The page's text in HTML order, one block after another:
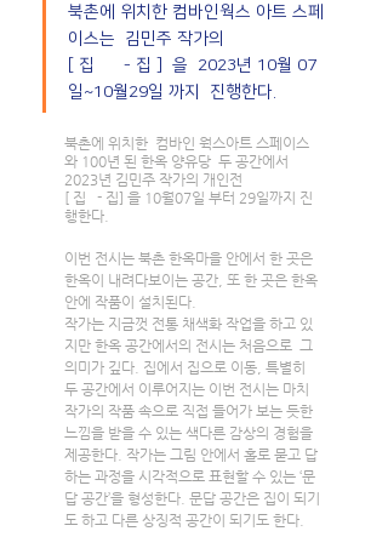
북촌에 위치한 컴바인웍스 아트 스페
이스는  김민주 작가의
[ 집      - 집 ]  을  2023년 10월 07
일~10월29일 까지  진행한다.
북촌에 위치한  컴바인 웍스아트 스페이스
와 100년 된 한옥 양유당  두 공간에서
2023년 김민주 작가의 개인전
[ 집   - 집] 을 10월07일 부터 29일까지 진
행한다.
이번 전시는 북촌 한옥마을 안에서 한 곳은
한옥이 내려다보이는 공간, 또 한 곳은 한옥
안에 작품이 설치된다.
작가는 지금껏 전통 채색화 작업을 하고 있
지만 한옥 공간에서의 전시는 처음으로  그
의미가 깊다. 집에서 집으로 이동, 특별히
두 공간에서 이루어지는 이번 전시는 마치
작가의 작품 속으로 직접 들어가 보는 듯한
느낌을 받을 수 있는 색다른 감상의 경험을
제공한다. 작가는 그림 안에서 홀로 묻고 답
하는 과정을 시각적으로 표현할 수 있는 ‘문
답 공간’을 형성한다. 문답 공간은 집이 되기
도 하고 다른 상징적 공간이 되기도 한다.